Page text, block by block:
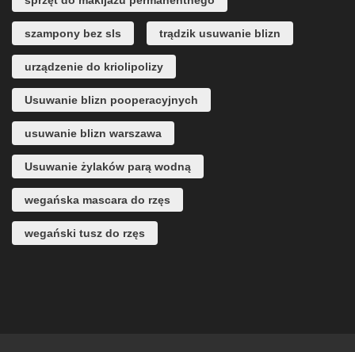
szampony bez sls trądzik usuwanie blizn
urządzenie do kriolipolizy
Usuwanie blizn pooperacyjnych
usuwanie blizn warszawa
Usuwanie żylaków parą wodną
wegańska mascara do rzęs
wegański tusz do rzęs